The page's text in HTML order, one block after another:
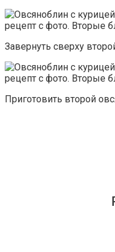
Завернуть сверху
Приготовить второй